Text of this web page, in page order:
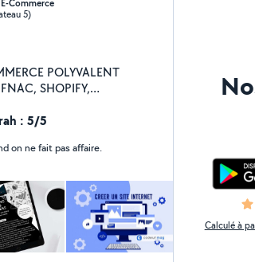
Commerce
5)
POLYVALENT
SHOPIFY,
GOOGLE ADS,
IN ADS, TIK TOK ADS,
ET MONTAGE) -
MY BUSINESS -
& VENDOR /
/ WORDPRESS /
Ads, Youtube Ads,
: 5/5
on ne fait pas affaire.
Calculé à